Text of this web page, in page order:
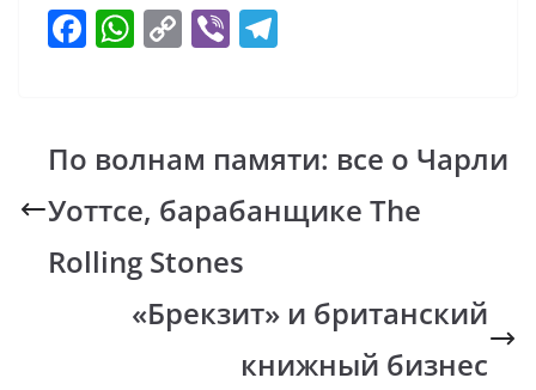
F
b
o
o
k
W
s
A
p
p
C
y
Li
n
k
Vi
gr
a
m
По волнам памяти: все о Чарли
Уоттсе, барабанщике The
Rolling Stones
«Брекзит» и британский
книжный бизнес